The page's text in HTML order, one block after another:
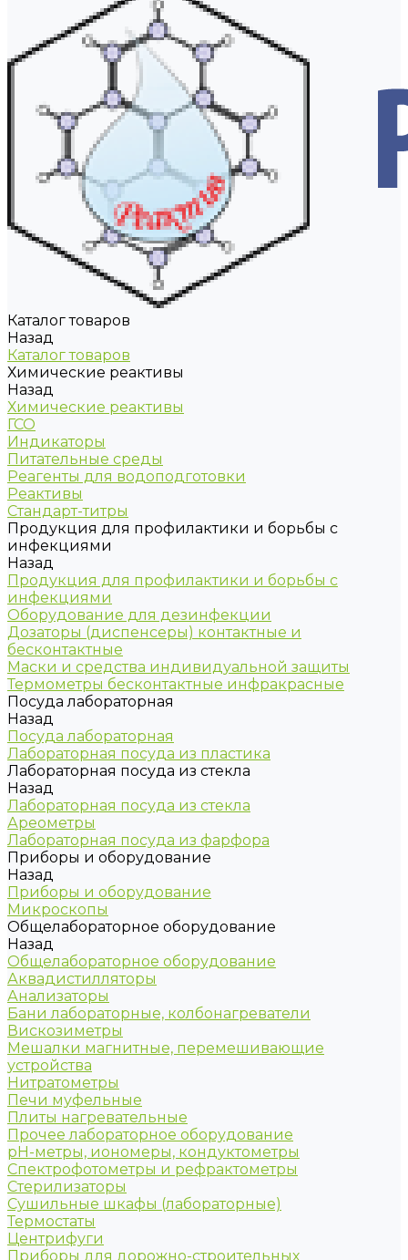
Каталог товаров
Назад
Каталог товаров
Химические реактивы
Назад
Химические реактивы
ГСО
Индикаторы
Питательные среды
Реагенты для водоподготовки
Реактивы
Стандарт-титры
Продукция для профилактики и борьбы с
инфекциями
Назад
Продукция для профилактики и борьбы с
инфекциями
Оборудование для дезинфекции
Дозаторы (диспенсеры) контактные и
бесконтактные
Маски и средства индивидуальной защиты
Термометры бесконтактные инфракрасные
Посуда лабораторная
Назад
Посуда лабораторная
Лабораторная посуда из пластика
Лабораторная посуда из стекла
Назад
Лабораторная посуда из стекла
Ареометры
Лабораторная посуда из фарфора
Приборы и оборудование
Назад
Приборы и оборудование
Микроскопы
Общелабораторное оборудование
Назад
Общелабораторное оборудование
Аквадистилляторы
Анализаторы
Бани лабораторные, колбонагреватели
Вискозиметры
Мешалки магнитные, перемешивающие
устройства
Нитратометры
Печи муфельные
Плиты нагревательные
Прочее лабораторное оборудование
рН-метры, иономеры, кондуктометры
Спектрофотометры и рефрактометры
Стерилизаторы
Сушильные шкафы (лабораторные)
Термостаты
Центрифуги
Приборы для дорожно-строительных